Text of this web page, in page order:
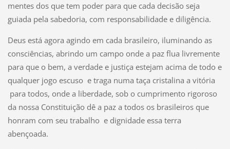
mentes dos que tem poder para que cada decisão seja
guiada pela sabedoria, com responsabilidade e diligência.
Deus está agora agindo em cada brasileiro, iluminando as
consciências, abrindo um campo onde a paz flua livremente
para que o bem, a verdade e justiça estejam acima de todo e
qualquer jogo escuso e traga numa taça cristalina a vitória
para todos, onde a liberdade, sob o cumprimento rigoroso
da nossa Constituição dê a paz a todos os brasileiros que
honram com seu trabalho e dignidade essa terra
abençoada.